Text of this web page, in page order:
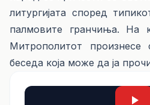
литургијата според
палмовите гранчиња. На
Митрополитот произнесе
беседа која може да ја